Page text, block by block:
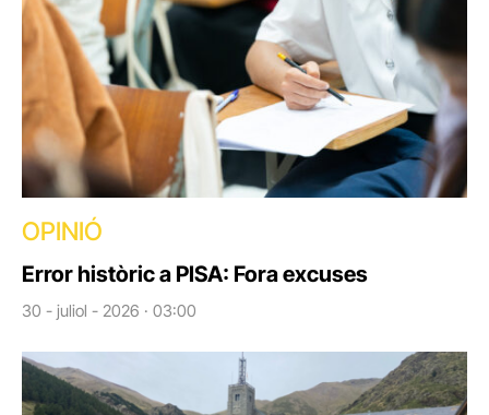
OPINIÓ
Error històric a PISA: Fora excuses
30 - juliol - 2026 · 03:00